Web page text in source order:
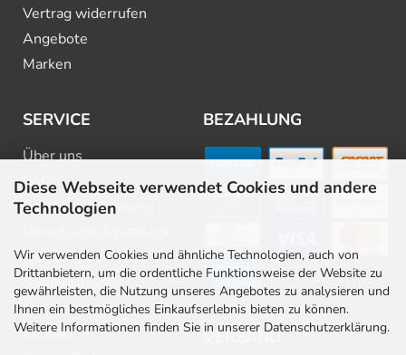
Diese Webseite verwendet Cookies und andere
Technologien
Wir verwenden Cookies und ähnliche Technologien, auch von
Drittanbietern, um die ordentliche Funktionsweise der Website zu
gewährleisten, die Nutzung unseres Angebotes zu analysieren und
Ihnen ein bestmögliches Einkaufserlebnis bieten zu können.
Weitere Informationen finden Sie in unserer Datenschutzerklärung.
Vertrag widerrufen
Angebote
Marken
SERVICE
Über uns
FAQ
Beratung & Planung
Newsletter
Barrierefreiheit
Stellenangebote
Kontakt
BEZAHLUNG
VERSAND